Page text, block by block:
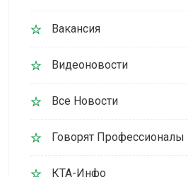
Вакансия
Видеоновости
Все Новости
Говорят Профессионалы
КТА-Инфо